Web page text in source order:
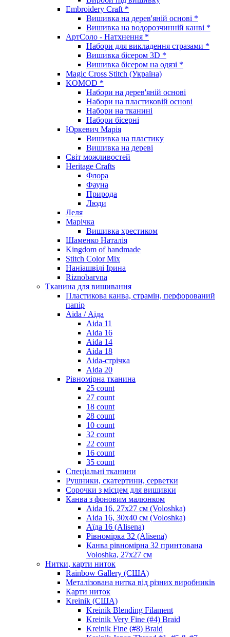
Embroidery Craft *
Вишивка на дерев'яній основі *
Вишивка на водорозчинній канві *
АртСоло - Натхнення *
Набори для викладення стразами *
Вишивка бісером 3D *
Вишивка бісером на одязі *
Magic Cross Stitch (Україна)
KOMOD *
Набори на дерев'яній основі
Набори на пластиковій основі
Набори на тканині
Набори бісерні
Юркевич Марія
Вишивка на пластику
Вишивка на дереві
Світ можливостей
Heritage Crafts
Флора
Фауна
Природа
Люди
Леля
Марічка
Вишивка хрестиком
Шаменко Наталія
Kingdom of handmade
Stitch Color Mix
Наніашвілі Ірина
Riznobarvna
Тканина для вишивання
Пластикова канва, страмін, перфорований
папір
Aida / Аіда
Aida 11
Aida 16
Aida 14
Aida 18
Aida-стрічка
Aida 20
Рівномірна тканина
25 count
27 count
18 count
28 count
10 count
32 count
22 count
16 count
35 count
Спеціальні тканини
Рушники, скатертини, серветки
Сорочки з місцем для вишивки
Канва з фоновим малюнком
Aida 16, 27х27 см (Voloshka)
Aida 16, 30х40 см (Voloshka)
Аїда 16 (Alisena)
Рівномірка 32 (Alisena)
Канва рівномірна 32 принтована
Voloshka, 27х27 см
Нитки, карти ниток
Rainbow Gallery (США)
Металізована нитка від різних виробників
Карти ниток
Kreinik (США)
Kreinik Blending Filament
Kreinik Very Fine (#4) Braid
Kreinik Fine (#8) Braid